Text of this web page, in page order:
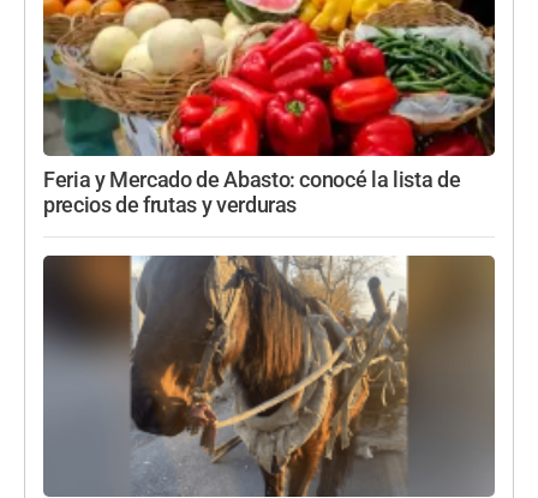
Feria y Mercado de Abasto: conocé la lista de
precios de frutas y verduras